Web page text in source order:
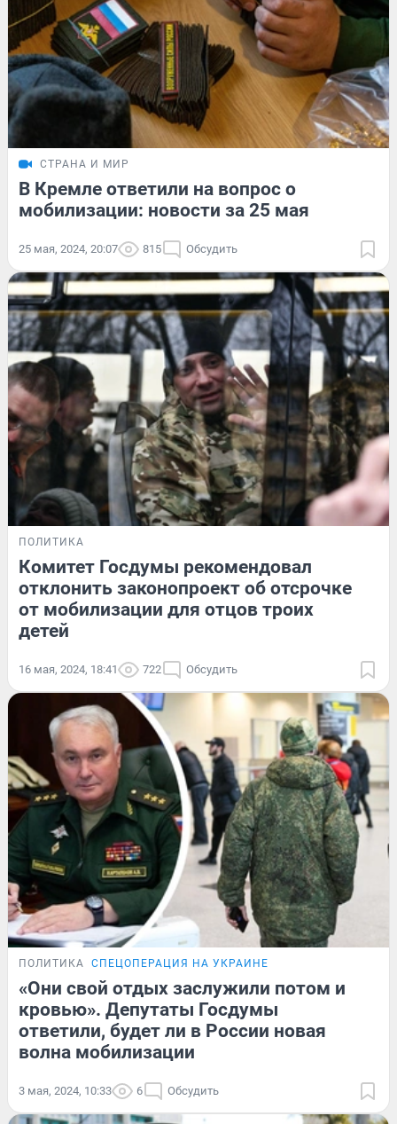
СТРАНА И МИР
В Кремле ответили на вопрос о
мобилизации: новости за 25 мая
25 мая, 2024, 20:07 815 Обсудить
ПОЛИТИКА
Комитет Госдумы рекомендовал
отклонить законопроект об отсрочке
от мобилизации для отцов троих
детей
16 мая, 2024, 18:41 722 Обсудить
ПОЛИТИКА СПЕЦОПЕРАЦИЯ НА УКРАИНЕ
«Они свой отдых заслужили потом и
кровью». Депутаты Госдумы
ответили, будет ли в России новая
волна мобилизации
3 мая, 2024, 10:33 6 Обсудить